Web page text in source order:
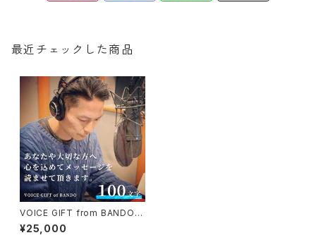
最近チェックした商品
VOICE GIFT from BANDO
大切なあの人に声のギフト（100
文字以下編）
¥25,000